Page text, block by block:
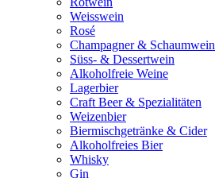
Weisswein
Rosé
Champagner & Schaumwein
Süss- & Dessertwein
Alkoholfreie Weine
Lagerbier
Craft Beer & Spezialitäten
Weizenbier
Biermischgetränke & Cider
Alkoholfreies Bier
Whisky
Gin